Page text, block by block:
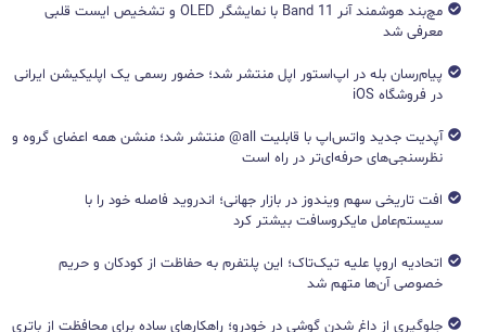
مچ‌بند هوشمند آنر Band 11 با نمایشگر OLED و تشخیص ایست قلبی
معرفی شد
پیام‌رسان بله در اپ‌استور اپل منتشر شد؛ حضور رسمی یک اپلیکیشن ایرانی
در فروشگاه iOS
آپدیت جدید واتس‌اپ با قابلیت all@ منتشر شد؛ منشن همه اعضای گروه و
نظرسنجی‌های حرفه‌ای‌تر در راه است
افت تاریخی سهم ویندوز در بازار جهانی؛ اندروید فاصله خود را با
سیستم‌عامل مایکروسافت بیشتر کرد
اتحادیه اروپا علیه تیک‌تاک؛ این پلتفرم به حفاظت از کودکان و حریم
خصوصی آن‌ها متهم شد
جلوگیری از داغ شدن گوشی در خودرو؛ راهکارهای ساده برای محافظت از باتری